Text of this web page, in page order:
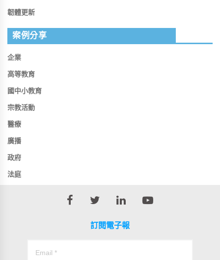
韌體更新
案例分享
企業
高等教育
國中小教育
宗教活動
醫療
廣播
政府
法庭
訂閱電子報